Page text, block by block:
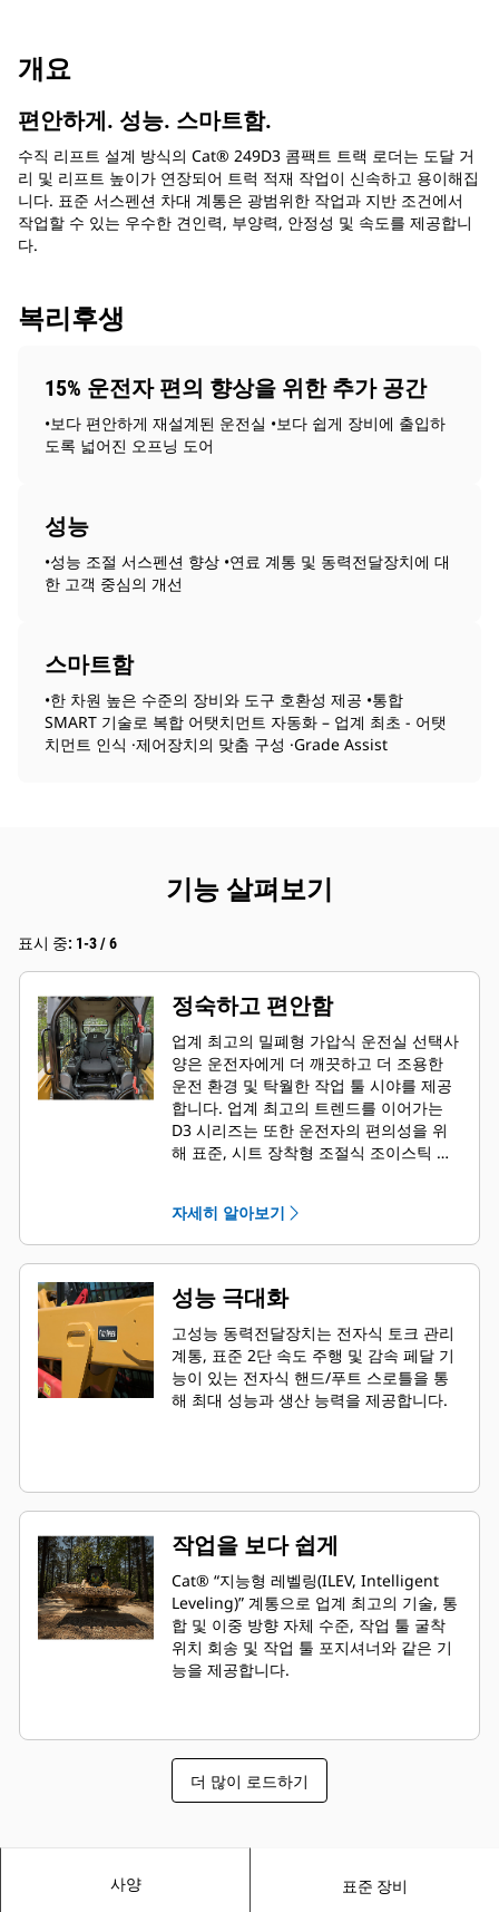
개요
편안하게. 성능. 스마트함.
수직 리프트 설계 방식의 Cat® 249D3 콤팩트 트랙 로더는 도달 거
리 및 리프트 높이가 연장되어 트럭 적재 작업이 신속하고 용이해집
니다. 표준 서스펜션 차대 계통은 광범위한 작업과 지반 조건에서
작업할 수 있는 우수한 견인력, 부양력, 안정성 및 속도를 제공합니
다.
복리후생
15% 운전자 편의 향상을 위한 추가 공간
•보다 편안하게 재설계된 운전실 •보다 쉽게 장비에 출입하
도록 넓어진 오프닝 도어
성능
•성능 조절 서스펜션 향상 •연료 계통 및 동력전달장치에 대
한 고객 중심의 개선
스마트함
•한 차원 높은 수준의 장비와 도구 호환성 제공 •통합
SMART 기술로 복합 어탯치먼트 자동화 – 업계 최초 - 어탯
치먼트 인식 ·제어장치의 맞춤 구성 ·Grade Assist
기능 살펴보기
표시 중: 1-3 / 6
정숙하고 편안함
업계 최고의 밀폐형 가압식 운전실 선택사
양은 운전자에게 더 깨끗하고 더 조용한
운전 환경 및 탁월한 작업 툴 시야를 제공
합니다. 업계 최고의 트렌드를 이어가는
D3 시리즈는 또한 운전자의 편의성을 위
해 표준, 시트 장착형 조절식 조이스틱 제
자세히 알아보기
성능 극대화
고성능 동력전달장치는 전자식 토크 관리
계통, 표준 2단 속도 주행 및 감속 페달 기
능이 있는 전자식 핸드/푸트 스로틀을 통
해 최대 성능과 생산 능력을 제공합니다.
작업을 보다 쉽게
Cat® “지능형 레벨링(ILEV, Intelligent
Leveling)” 계통으로 업계 최고의 기술, 통
합 및 이중 방향 자체 수준, 작업 툴 굴착
위치 회송 및 작업 툴 포지셔너와 같은 기
능을 제공합니다.
더 많이 로드하기
사양 표준 장비